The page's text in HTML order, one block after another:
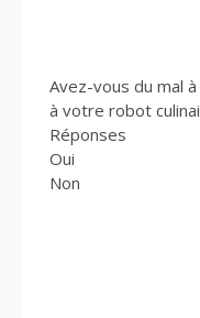
Avez-vous du mal
à votre robot
Réponses
Oui
Non